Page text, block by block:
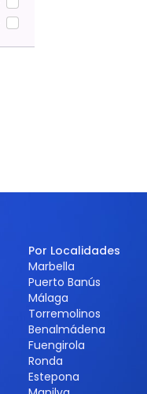
Por Localidades
Marbella
Puerto Banús
Málaga
Torremolinos
Benalmádena
Fuengirola
Ronda
Estepona